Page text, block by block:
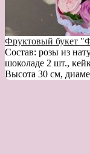
Фруктовый букет
Состав: розы из
шоколаде 2 шт.,
Высота 30 см,